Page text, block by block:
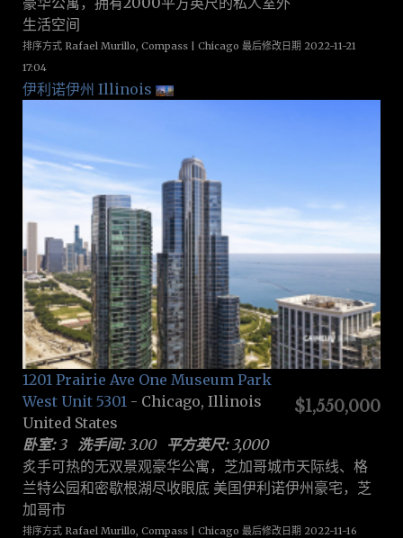
生活空间
排序方式 Rafael Murillo, Compass | Chicago 最后修改日期 2022-11-21
17:04
伊利诺伊州 Illinois
$1,550,000
1201 Prairie Ave One Museum Park
West Unit 5301 - Chicago, Illinois
United States
卧室:3 洗手间:3.00 平方英尺:3,000
炙手可热的无双景观豪华公寓，芝加哥城市天际线、格
兰特公园和密歇根湖尽收眼底 美国伊利诺伊州豪宅，芝
加哥市
排序方式 Rafael Murillo, Compass | Chicago 最后修改日期 2022-11-16